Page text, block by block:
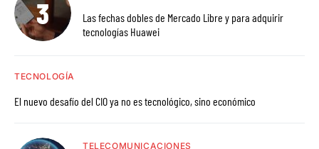
Las fechas dobles de Mercado Libre y para adquirir
tecnologías Huawei
TECNOLOGÍA
El nuevo desafío del CIO ya no es tecnológico, sino económico
TELECOMUNICACIONES